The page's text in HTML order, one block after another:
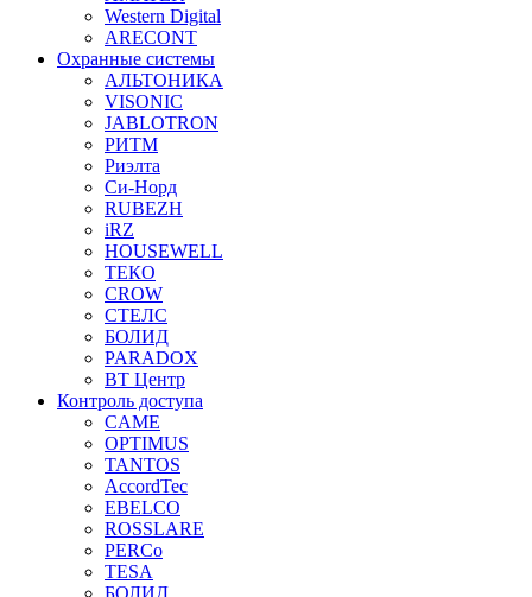
Western Digital
ARECONT
Охранные системы
АЛЬТОНИКА
VISONIC
JABLOTRON
РИТМ
Риэлта
Си-Норд
RUBEZH
iRZ
HOUSEWELL
ТЕКО
CROW
СТЕЛС
БОЛИД
PARADOX
ВТ Центр
Контроль доступа
CAME
OPTIMUS
TANTOS
AccordTec
EBELCO
ROSSLARE
PERCo
TESA
БОЛИД